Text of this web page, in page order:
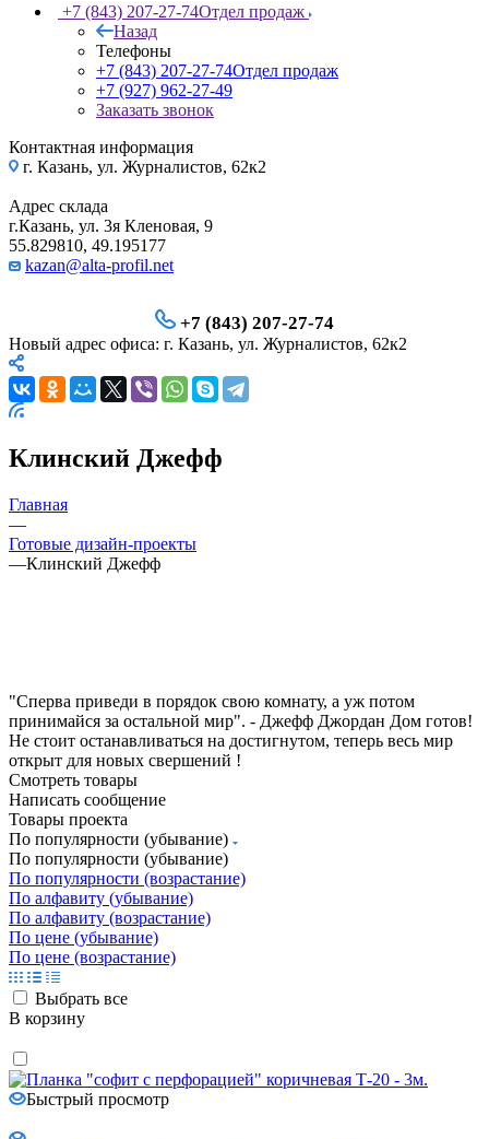
+7 (843) 207-27-74Отдел продаж
Назад
Телефоны
+7 (843) 207-27-74Отдел продаж
+7 (927) 962-27-49
Заказать звонок
Контактная информация
г. Казань, ул. Журналистов, 62к2
Адрес склада
г.Казань, ул. 3я Кленовая, 9
55.829810, 49.195177
kazan@alta-profil.net
+7 (843) 207-27-74
Новый адрес офиса: г. Казань, ул. Журналистов, 62к2
Клинский Джефф
Главная
—
Готовые дизайн-проекты
—Клинский Джефф
"Сперва приведи в порядок свою комнату, а уж потом
принимайся за остальной мир". - Джефф Джордан Дом готов!
Не стоит останавливаться на достигнутом, теперь весь мир
открыт для новых свершений !
Смотреть товары
Написать сообщение
Товары проекта
По популярности (убывание)
По популярности (убывание)
По популярности (возрастание)
По алфавиту (убывание)
По алфавиту (возрастание)
По цене (убывание)
По цене (возрастание)
Выбрать все
В корзину
Быстрый просмотр